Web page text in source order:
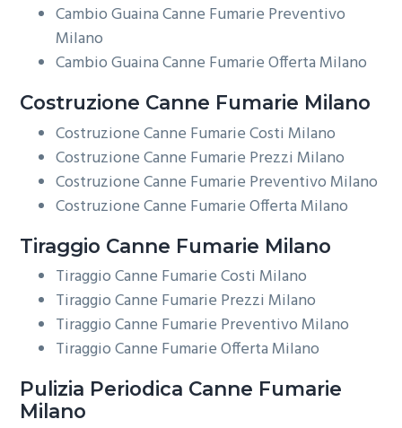
Cambio Guaina Canne Fumarie Preventivo
Milano
Cambio Guaina Canne Fumarie Offerta Milano
Costruzione Canne Fumarie Milano
Costruzione Canne Fumarie Costi Milano
Costruzione Canne Fumarie Prezzi Milano
Costruzione Canne Fumarie Preventivo Milano
Costruzione Canne Fumarie Offerta Milano
Tiraggio Canne Fumarie Milano
Tiraggio Canne Fumarie Costi Milano
Tiraggio Canne Fumarie Prezzi Milano
Tiraggio Canne Fumarie Preventivo Milano
Tiraggio Canne Fumarie Offerta Milano
Pulizia Periodica Canne Fumarie
Milano